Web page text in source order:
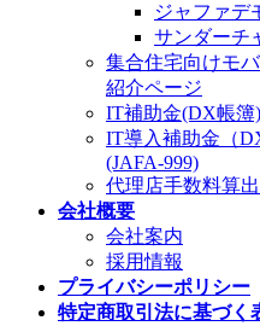
ジャファ
サンダーチ
集合住宅向けモ
紹介ページ
IT補助金(DX帳簿
IT導入補助金（
(JAFA-999)
代理店手数料算
会社概要
会社案内
採用情報
プライバシーポリシー
特定商取引法に基づく